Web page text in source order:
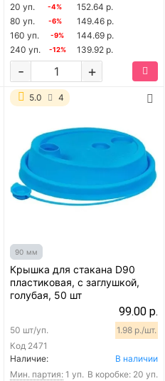
20 уп.
-4%
152.64 р.
80 уп.
-6%
149.46 р.
160 уп.
-9%
144.69 р.
240 уп.
-12% 139.92 р.
+
-
5.0 4
90 мм
Крышка для стакана D90
пластиковая, с заглушкой,
голубая, 50 шт
99.00 р.
Код 2471
50 шт/уп. 1.98 р./шт.
Наличие:
В наличии
Мин. партия: 1 уп. В коробке: 20 уп.